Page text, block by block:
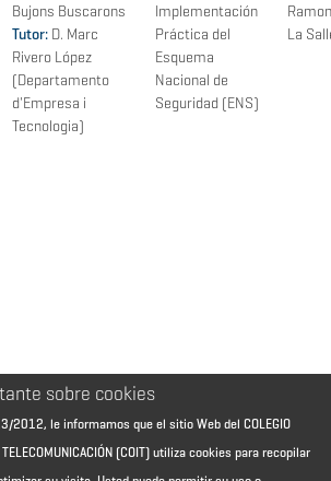
Bujons Buscarons
Tutor: D. Marc
Rivero López
(Departamento
d'Empresa i
Tecnologia)
Implementación
Práctica del
Esquema
Nacional de
Seguridad (ENS)
La
sobre cookies
2012, le informamos que el sitio Web del COLEGIO
TELECOMUNICACIÓN (COIT) utiliza cookies para recopilar